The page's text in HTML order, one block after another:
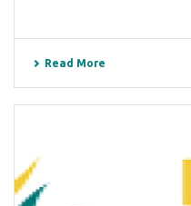
Read More